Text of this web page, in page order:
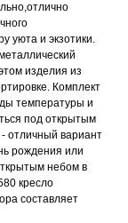
уюта и экзотики.
изделия из
Комплект
температуры и
под открытым
отличный вариант
рождения или
небом в
кресло
составляет